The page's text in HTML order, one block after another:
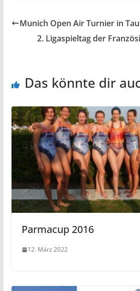
Munich Open Air Turnier in
2. Ligaspieltag der
Das könnte dir
Parmacup 2016
12. März 2022